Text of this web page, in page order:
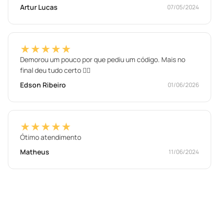
Artur Lucas
07/05/2024
★★★★★
Demorou um pouco por que pediu um código. Mais no
final deu tudo certo ✌🏾
Edson Ribeiro
01/06/2026
★★★★★
Ótimo atendimento
Matheus
11/06/2024